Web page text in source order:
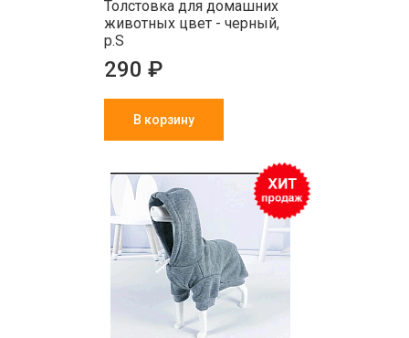
Толстовка для домашних
животных цвет - черный,
р.S
290 ₽
В корзину